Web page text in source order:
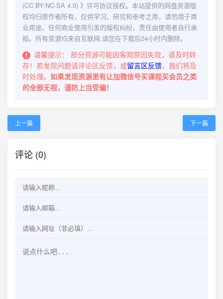
(CC BY-NC-SA 4.0) 》许可协议授权。本站提供的网盘资源版
权均归原作者所有，仅供学习、研究和参考之用，请勿用于商
业用途。任何商业使用引发的版权纠纷，责任由使用者自行承
担。所有资源均来自互联网,请您在下载后24小时内删除。
温馨提示：
部分资源可能因客观原因失效，请及时转
存！若发现问题请评论区反馈，或留言区反馈，我们将及
时处理。 如果发现资源里有让加微信号买课程买会员之类
的全部无视，谨防上当受骗！
上一篇 下一篇
评论 (0)